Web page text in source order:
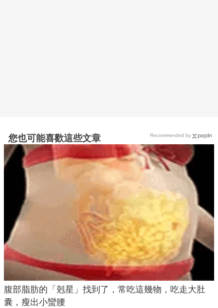
您也可能喜歡這些文章
腹部脂肪的「剋星」找到了，常吃這幾物，吃走大肚
囊，瘦出小蠻腰
Recommended by